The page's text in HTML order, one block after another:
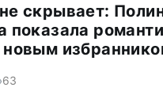
скрывает:
показала
63